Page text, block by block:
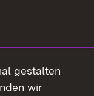
gestalten
wir